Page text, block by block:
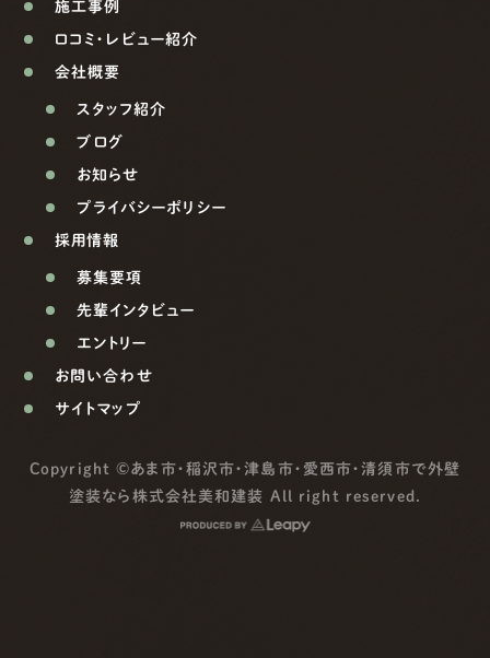
施工事例
口コミ・レビュー紹介
会社概要
スタッフ紹介
ブログ
お知らせ
プライバシーポリシー
採用情報
募集要項
先輩インタビュー
エントリー
お問い合わせ
サイトマップ
Copyright ©あま市・稲沢市・津島市・愛西市・清須市で外壁
塗装なら株式会社美和建装 All right reserved.